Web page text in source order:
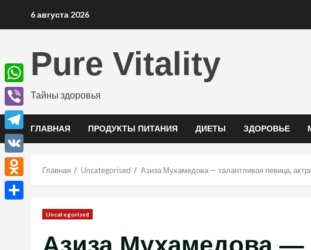
6 августа 2026
Pure Vitality
Тайны здоровья
ГЛАВНАЯ ПРОДУКТЫ ПИТАНИЯ ДИЕТЫ ЗДОРОВЬЕ
Главная Uncategorised Азиза Мухамедова — талантливая певица,
Uncategorised
WhatsApp
Viber
Telegram
VK
Odnoklassniki
Отправить